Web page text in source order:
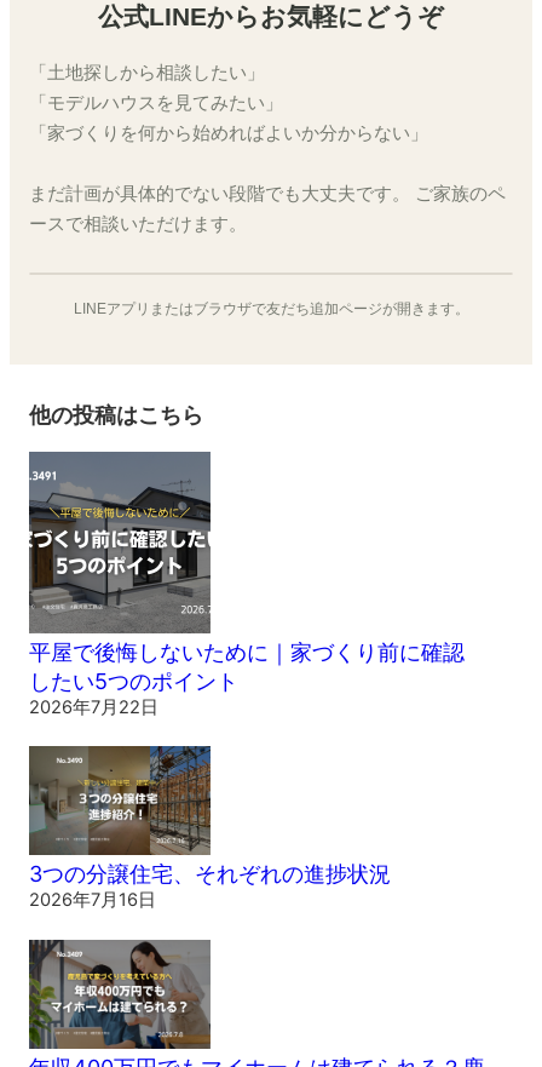
公式LINEからお気軽にどうぞ
「土地探しから相談したい」
「モデルハウスを見てみたい」
「家づくりを何から始めればよいか分からない」
まだ計画が具体的でない段階でも大丈夫です。 ご家族のペ
ースで相談いただけます。
LINEアプリまたはブラウザで友だち追加ページが開きます。
他の投稿はこちら
平屋で後悔しないために｜家づくり前に確認
したい5つのポイント
2026年7月22日
3つの分譲住宅、それぞれの進捗状況
2026年7月16日